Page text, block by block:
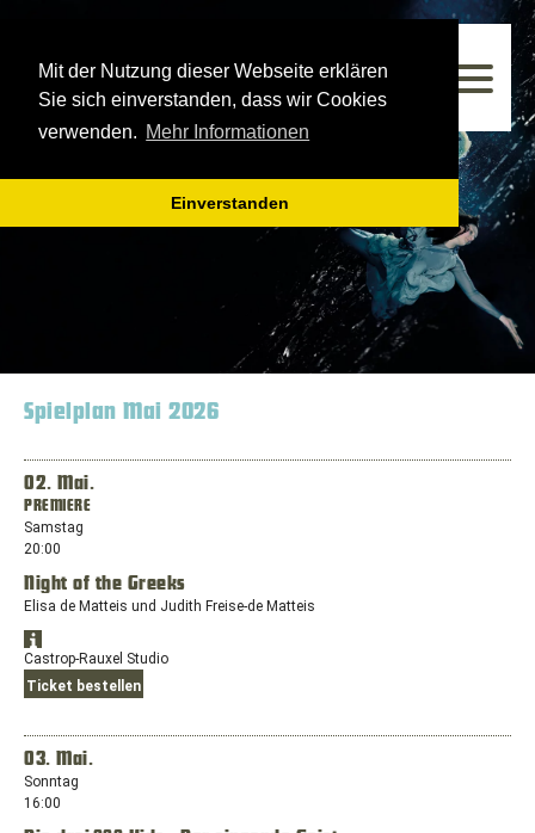
Mit der Nutzung dieser Webseite erklären
Sie sich einverstanden, dass wir Cookies
verwenden. Mehr Informationen
Einverstanden
Westfälisches Landestheater
Spielzeit 2025/2026
Spielplan Mai 2026
02. Mai.
PREMIERE
Samstag
20:00
Night of the Greeks
Elisa de Matteis und Judith Freise-de Matteis
Standort
in
Google
Maps
Öffnet
Google
Maps
neuen
Fenster
mit
dem
Castrop-Rauxel Studio
Ticket bestellen
03. Mai.
Sonntag
16:00